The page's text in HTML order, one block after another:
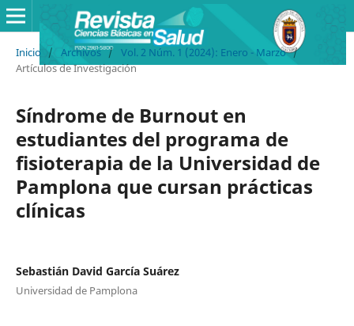
Inicio / Archivos / Vol. 2 Núm. 1 (2024): Enero - Marzo /
Artículos de Investigación
Síndrome de Burnout en
estudiantes del programa de
fisioterapia de la Universidad de
Pamplona que cursan prácticas
clínicas
Sebastián David García Suárez
Universidad de Pamplona